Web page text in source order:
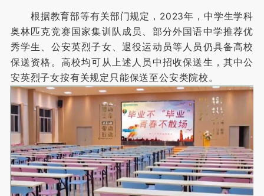
根据教育部等有关部门规定，2023年，中学生学科
奥林匹克竞赛国家集训队成员、部分外国语中学推荐优
秀学生、公安英烈子女、退役运动员等人员仍具备高校
保送资格。高校均可从上述人员中招收保送生，其中公
安英烈子女按有关规定只能保送至公安类院校。